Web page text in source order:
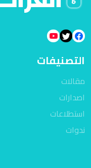
التصنيفات
مقالات
اصدارات
استطلاعات
ندوات